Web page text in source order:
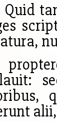
Quid